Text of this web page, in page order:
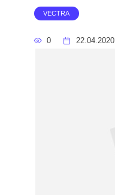
VECTRA
0 22.04.2020